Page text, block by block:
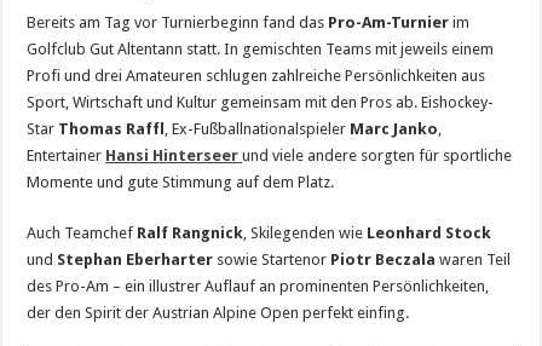
Bereits am Tag vor Turnierbeginn fand das Pro-Am-Turnier im
Golfclub Gut Altentann statt. In gemischten Teams mit jeweils einem
Profi und drei Amateuren schlugen zahlreiche Persönlichkeiten aus
Sport, Wirtschaft und Kultur gemeinsam mit den Pros ab. Eishockey-
Star Thomas Raffl , Ex-Fußballnationalspieler Marc Janko
Entertainer Hansi Hinterseer und viele andere sorgten für sportliche
Momente und gute Stimmung auf dem Platz.
Auch Teamchef Ralf Rangnick , Skilegenden wie Leonhard Stock
und Stephan Eberharter sowie Startenor Piotr Beczala waren Teil
des Pro-Am – ein illustrer Auflauf an prominenten Persönlichkeiten,
der den Spirit der Austrian Alpine Open perfekt einfing.